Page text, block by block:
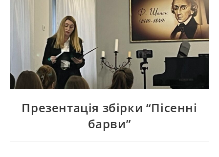
Презентація збірки “Пісенні
барви”